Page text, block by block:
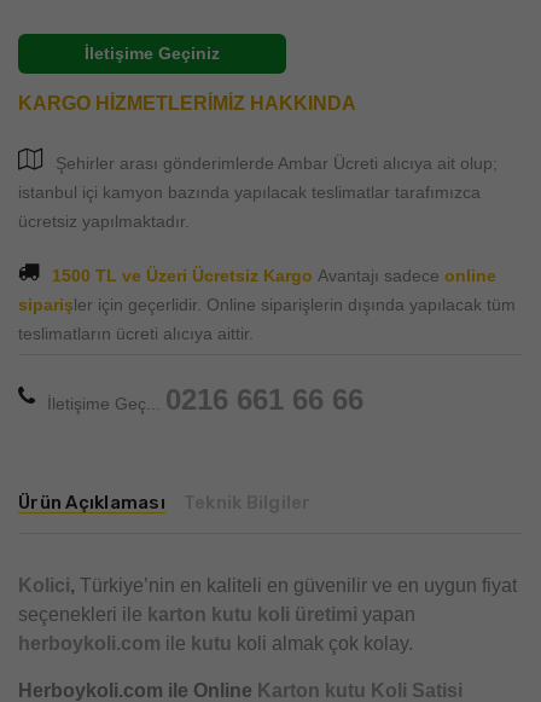
İletişime Geçiniz
KARGO HİZMETLERİMİZ HAKKINDA
Şehirler arası gönderimlerde Ambar Ücreti alıcıya ait olup;
istanbul içi kamyon bazında yapılacak teslimatlar tarafımızca
ücretsiz yapılmaktadır.
1500 TL ve Üzeri Ücretsiz Kargo Avantajı sadece online
siparişler için geçerlidir. Online siparişlerin dışında yapılacak tüm
teslimatların ücreti alıcıya aittir.
İletişime Geç... 0216 661 66 66
Ürün Açıklaması
Kolici, Türkiye’nin en kaliteli en güvenilir ve en uygun fiyat
seçenekleri ile karton kutu koli üretimi yapan
herboykoli.com ile kutu koli almak çok kolay.
Herboykoli.com ile Online Karton kutu Koli Satisi